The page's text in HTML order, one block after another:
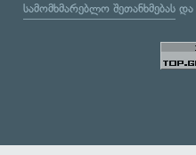
სამომხმარებლო შეთანხმებასდა